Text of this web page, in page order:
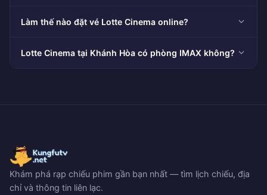
Làm thế nào đặt vé Lotte Cinema online?
Lotte Cinema tại Khánh Hòa có phòng IMAX không?
Khám phá rạp chiếu phim gần bạn nhất — tìm lịch chiếu, địa
chỉ và thông tin liên lạc.